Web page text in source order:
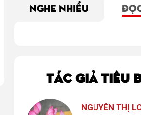
NGHE NHIỀU
TÁC GIẢ TIÊU
NGUYỄN THỊ